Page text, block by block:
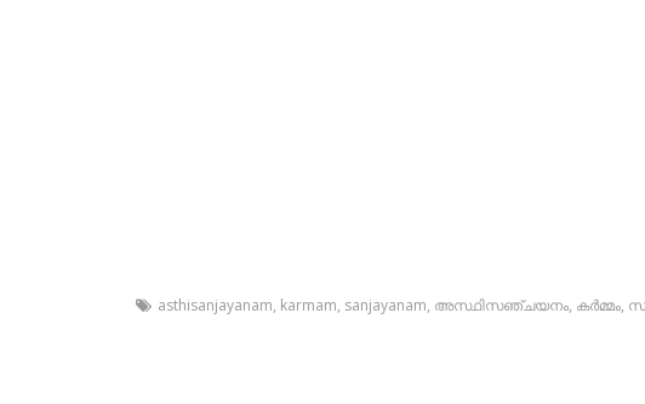
asthisanjayanam, karmam, sanjayanam, അസ്ഥിസഞ്ചയനം, കര്‍മ്മം,